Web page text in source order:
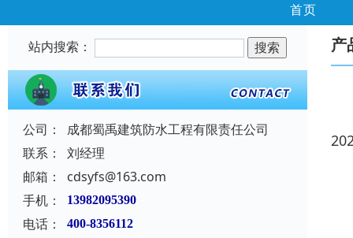
首页
站内搜索：
公司：
成都蜀禹建筑防水工程有限责任公司
联系：
刘经理
邮箱：
cdsyfs@163.com
手机：
13982095390
电话： 400-8356112
产